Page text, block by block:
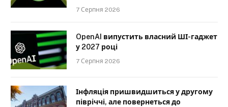
7 Серпня 2026
OpenAI випустить власний ШІ-гаджет
у 2027 році
7 Серпня 2026
Інфляція пришвидшиться у другому
півріччі, але повернеться до